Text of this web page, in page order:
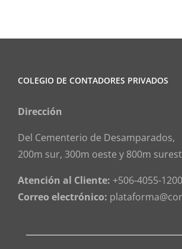
COLEGIO DE CONTADORES PRIVADOS
Dirección
Del Cementerio de Desamparados,
200m sur, 300m oeste y 800m
Atención al Cliente: +506-4055-1200
Correo electrónico: